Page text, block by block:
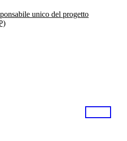
unico del progetto